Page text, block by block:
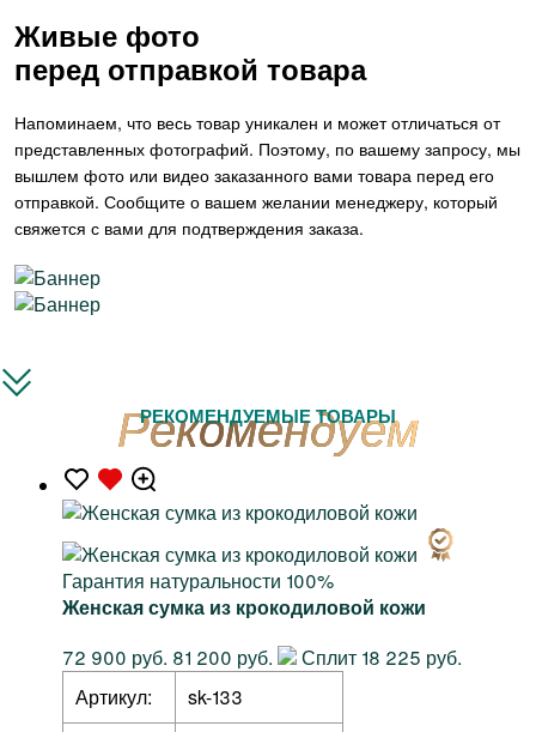
Живые фото
перед отправкой товара
Напоминаем, что весь товар уникален и может отличаться от
представленных фотографий. Поэтому, по вашему запросу, мы
вышлем фото или видео заказанного вами товара перед его
отправкой. Сообщите о вашем желании менеджеру, который
свяжется с вами для подтверждения заказа.
РЕКОМЕНДУЕМЫЕ ТОВАРЫ
Гарантия натуральности 100%
Женская сумка из крокодиловой кожи
72 900 руб. 81 200 руб.
Сплит 18 225 руб.
Артикул:
sk-133